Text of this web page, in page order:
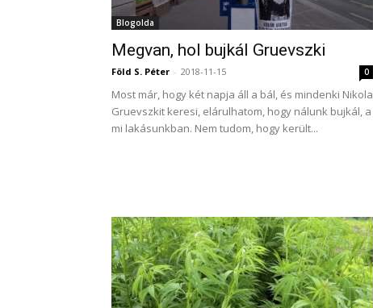
Blogolda
Megvan, hol bujkál Gruevszki
Föld S. Péter - 2018-11-15 0
Most már, hogy két napja áll a bál, és mindenki Nikola
Gruevszkit keresi, elárulhatom, hogy nálunk bujkál, a
mi lakásunkban. Nem tudom, hogy került...